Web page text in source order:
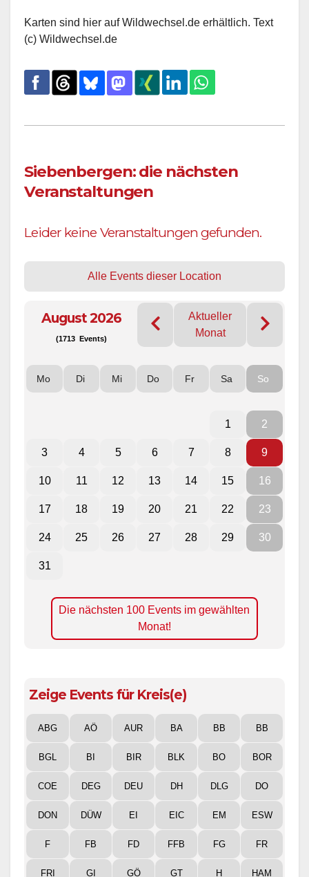
Karten sind hier auf Wildwechsel.de erhältlich. Text
(c) Wildwechsel.de
Siebenbergen: die nächsten
Veranstaltungen
Leider keine Veranstaltungen gefunden.
Alle Events dieser Location
August 2026
(1713 Events)
Aktueller
Monat
Mo Di Mi Do Fr Sa So
1 2
3 4 5 6 7 8 9
10 11 12 13 14 15 16
17 18 19 20 21 22 23
24 25 26 27 28 29 30
31
Die nächsten 100 Events im gewählten
Monat!
Zeige Events für Kreis(e)
ABG AÖ AUR BA BB BB
BGL BI BIR BLK BO BOR
COE DEG DEU DH DLG DO
DON DÜW EI EIC EM ESW
F FB FD FFB FG FR
FRI GI GÖ GT H HAM